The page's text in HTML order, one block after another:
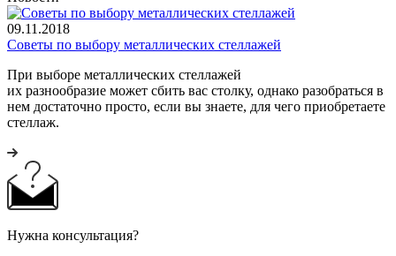
09.11.2018
Советы по выбору металлических стеллажей
При выборе металлических стеллажей
их разнообразие может сбить вас столку, однако разобраться в
нем достаточно просто, если вы знаете, для чего приобретаете
стеллаж.
Нужна консультация?